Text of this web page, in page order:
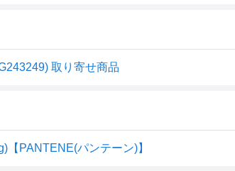
取り寄せ商品
PANTENE(パンテーン)】